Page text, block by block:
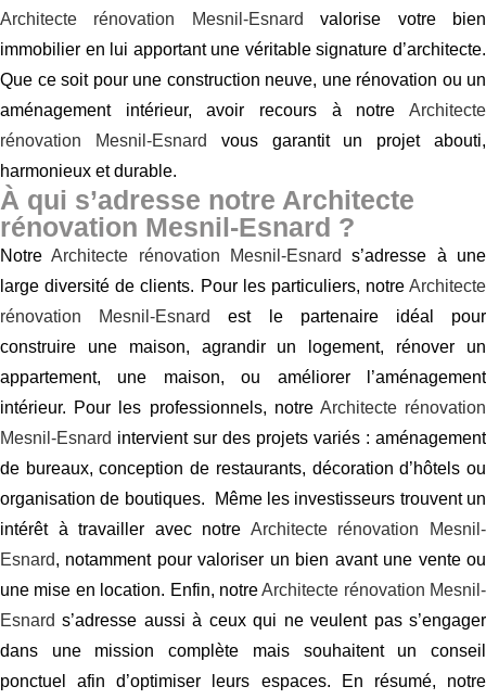
Architecte rénovation Mesnil-Esnard
valorise votre bien
immobilier en lui apportant une véritable signature d’architecte.
Que ce soit pour une construction neuve, une rénovation ou un
aménagement intérieur, avoir recours à notre Architecte
rénovation Mesnil-Esnard
vous garantit un projet abouti,
harmonieux et durable.
À qui s’adresse notre Architecte
rénovation Mesnil-Esnard ?
NotreArchitecte rénovation Mesnil-Esnard
s’adresse à une
large diversité de clients. Pour les particuliers, notre Architecte
rénovation Mesnil-Esnard
est le partenaire idéal pour
construire une maison, agrandir un logement, rénover un
appartement, une maison, ou améliorer l’aménagement
intérieur. Pour les professionnels, notre Architecte rénovation
Mesnil-Esnard intervient sur des projets variés : aménagement
de bureaux, conception de restaurants, décoration d’hôtels ou
organisation de boutiques. Même les investisseurs trouvent un
intérêt à travailler avec notre Architecte rénovation Mesnil-
Esnard, notamment pour valoriser un bien avant une vente ou
une mise en location. Enfin, notreArchitecte rénovation Mesnil-
Esnard s’adresse aussi à ceux qui ne veulent pas s’engager
dans une mission complète mais souhaitent un conseil
ponctuel afin d’optimiser leurs espaces. En résumé, notre